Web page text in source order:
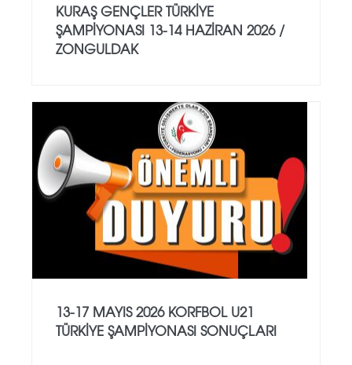
KURAŞ GENÇLER TÜRKİYE
ŞAMPİYONASI 13-14 HAZİRAN 2026 /
ZONGULDAK
13-17 MAYIS 2026 KORFBOL U21
TÜRKİYE ŞAMPİYONASI SONUÇLARI